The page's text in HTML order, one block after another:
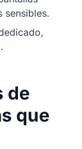
sensibles.
de
que